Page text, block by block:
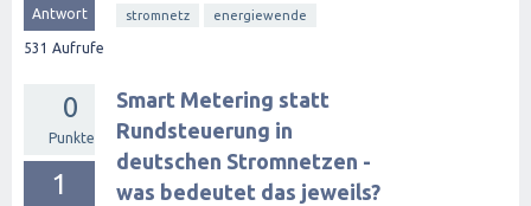
Antwort
531 Aufrufe
stromnetz energiewende
0
Punkte
1
Smart Metering statt
Rundsteuerung in
deutschen Stromnetzen -
was bedeutet das jeweils?